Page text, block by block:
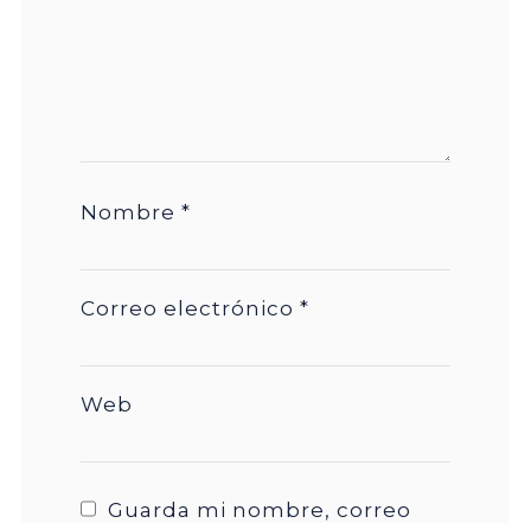
Nombre *
Correo electrónico *
Web
Guarda mi nombre, correo